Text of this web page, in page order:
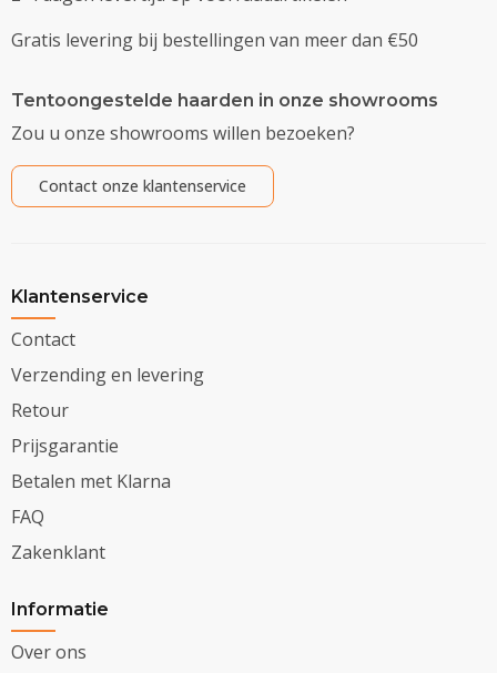
Gratis levering bij bestellingen van meer dan €50
Tentoongestelde haarden in onze showrooms
Zou u onze showrooms willen bezoeken?
Contact onze klantenservice
Klantenservice
Contact
Verzending en levering
Retour
Prijsgarantie
Betalen met Klarna
FAQ
Zakenklant
Informatie
Over ons